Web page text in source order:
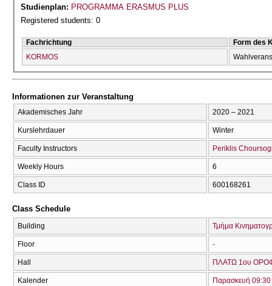
Studienplan: PROGRAMMA ERASMUS PLUS
Registered students: 0
Fachrichtung
Form des
KORMOS
Informationen zur Veranstaltung
Akademisches Jahr 2020 – 2021
Kurslehrdauer Winter
Faculty Instructors Periklis
Weekly Hours 6
Class ID 600168261
Class Schedule
Building Τμήμα
Floor -
Hall ΠΛΑΤΩ 1ου
Kalender Παρασκευή